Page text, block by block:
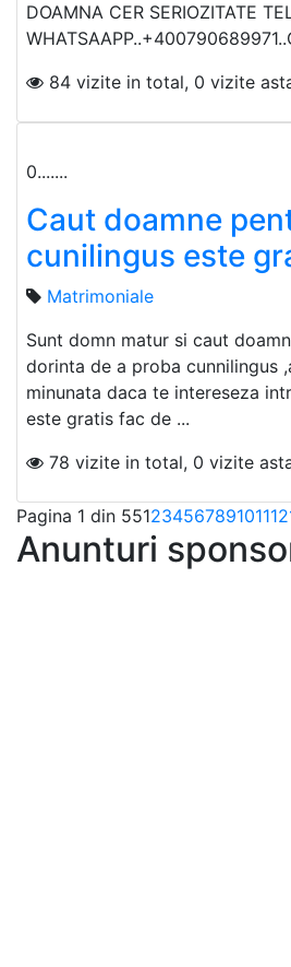
DOAMNA CER SERIOZITATE
84 vizite in total, 0 vizite
0.......
Caut doamne
cunilingus este
Matrimoniale
Sunt domn matur si caut
dorinta de a proba cunnilingus
minunata daca te intereseza
este gratis fac de ...
78 vizite in total, 0 vizite
Pagina 1 din 55123456789101112
Anunturi